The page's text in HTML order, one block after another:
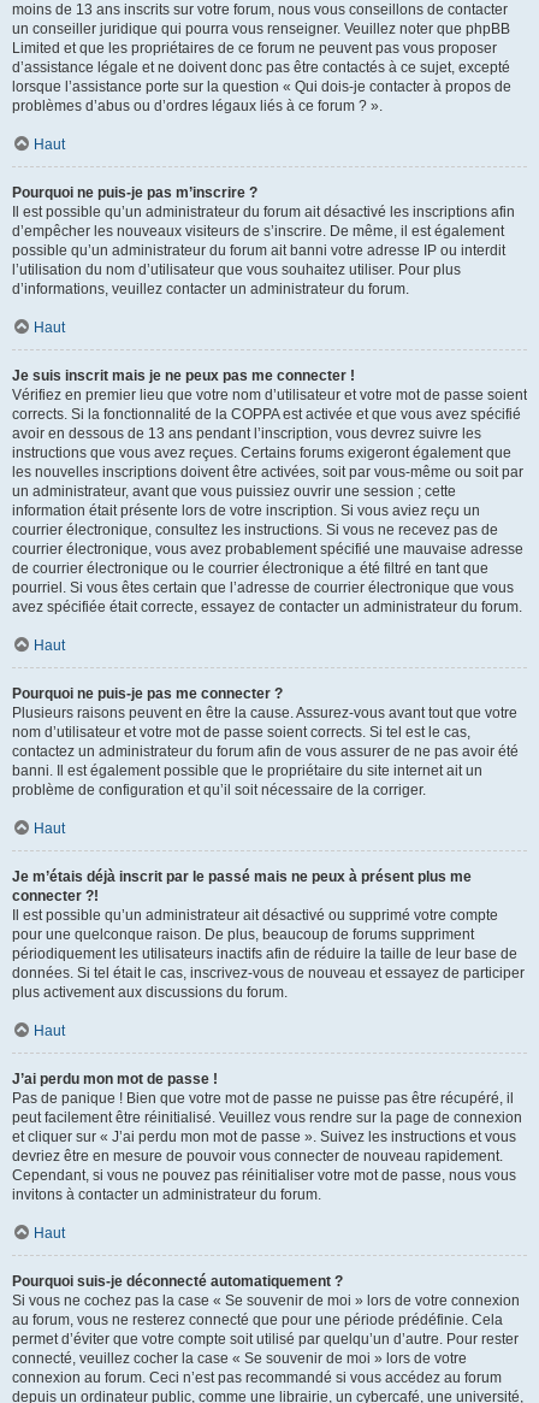
moins de 13 ans inscrits sur votre forum, nous vous conseillons de contacter
un conseiller juridique qui pourra vous renseigner. Veuillez noter que phpBB
Limited et que les propriétaires de ce forum ne peuvent pas vous proposer
d’assistance légale et ne doivent donc pas être contactés à ce sujet, excepté
lorsque l’assistance porte sur la question « Qui dois-je contacter à propos de
problèmes d’abus ou d’ordres légaux liés à ce forum ? ».
Haut
Pourquoi ne puis-je pas m’inscrire ?
Il est possible qu’un administrateur du forum ait désactivé les inscriptions afin
d’empêcher les nouveaux visiteurs de s’inscrire. De même, il est également
possible qu’un administrateur du forum ait banni votre adresse IP ou interdit
l’utilisation du nom d’utilisateur que vous souhaitez utiliser. Pour plus
d’informations, veuillez contacter un administrateur du forum.
Haut
Je suis inscrit mais je ne peux pas me connecter !
Vérifiez en premier lieu que votre nom d’utilisateur et votre mot de passe soient
corrects. Si la fonctionnalité de la COPPA est activée et que vous avez spécifié
avoir en dessous de 13 ans pendant l’inscription, vous devrez suivre les
instructions que vous avez reçues. Certains forums exigeront également que
les nouvelles inscriptions doivent être activées, soit par vous-même ou soit par
un administrateur, avant que vous puissiez ouvrir une session ; cette
information était présente lors de votre inscription. Si vous aviez reçu un
courrier électronique, consultez les instructions. Si vous ne recevez pas de
courrier électronique, vous avez probablement spécifié une mauvaise adresse
de courrier électronique ou le courrier électronique a été filtré en tant que
pourriel. Si vous êtes certain que l’adresse de courrier électronique que vous
avez spécifiée était correcte, essayez de contacter un administrateur du forum.
Haut
Pourquoi ne puis-je pas me connecter ?
Plusieurs raisons peuvent en être la cause. Assurez-vous avant tout que votre
nom d’utilisateur et votre mot de passe soient corrects. Si tel est le cas,
contactez un administrateur du forum afin de vous assurer de ne pas avoir été
banni. Il est également possible que le propriétaire du site internet ait un
problème de configuration et qu’il soit nécessaire de la corriger.
Haut
Je m’étais déjà inscrit par le passé mais ne peux à présent plus me
connecter ?!
Il est possible qu’un administrateur ait désactivé ou supprimé votre compte
pour une quelconque raison. De plus, beaucoup de forums suppriment
périodiquement les utilisateurs inactifs afin de réduire la taille de leur base de
données. Si tel était le cas, inscrivez-vous de nouveau et essayez de participer
plus activement aux discussions du forum.
Haut
J’ai perdu mon mot de passe !
Pas de panique ! Bien que votre mot de passe ne puisse pas être récupéré, il
peut facilement être réinitialisé. Veuillez vous rendre sur la page de connexion
et cliquer sur « J’ai perdu mon mot de passe ». Suivez les instructions et vous
devriez être en mesure de pouvoir vous connecter de nouveau rapidement.
Cependant, si vous ne pouvez pas réinitialiser votre mot de passe, nous vous
invitons à contacter un administrateur du forum.
Haut
Pourquoi suis-je déconnecté automatiquement ?
Si vous ne cochez pas la case « Se souvenir de moi » lors de votre connexion
au forum, vous ne resterez connecté que pour une période prédéfinie. Cela
permet d’éviter que votre compte soit utilisé par quelqu’un d’autre. Pour rester
connecté, veuillez cocher la case « Se souvenir de moi » lors de votre
connexion au forum. Ceci n’est pas recommandé si vous accédez au forum
depuis un ordinateur public, comme une librairie, un cybercafé, une université,